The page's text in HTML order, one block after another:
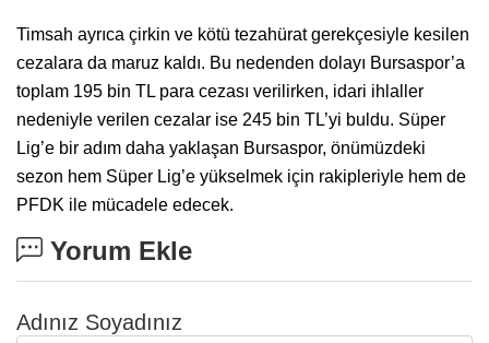
Timsah ayrıca çirkin ve kötü tezahürat gerekçesiyle kesilen
cezalara da maruz kaldı. Bu nedenden dolayı Bursaspor’a
toplam 195 bin TL para cezası verilirken, idari ihlaller
nedeniyle verilen cezalar ise 245 bin TL’yi buldu. Süper
Lig’e bir adım daha yaklaşan Bursaspor, önümüzdeki
sezon hem Süper Lig’e yükselmek için rakipleriyle hem de
PFDK ile mücadele edecek.
Yorum Ekle
Adınız Soyadınız